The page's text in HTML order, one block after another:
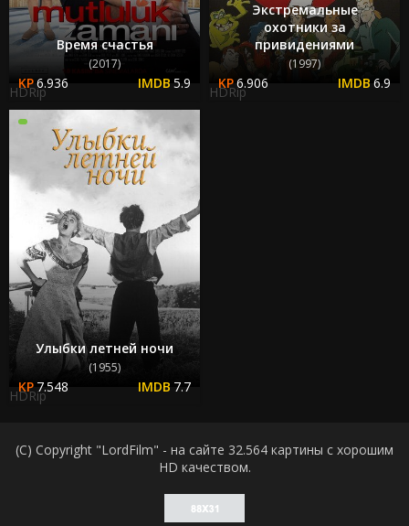
Время счастья
(2017)
6.936 5.9
HDRip
Экстремальные
охотники за
привидениями
(1997)
6.906 6.9
HDRip
Улыбки летней ночи
(1955)
7.548 7.7
HDRip
(C) Copyright "LordFilm" - на сайте 32.564 картины с хорошим
HD качеством.